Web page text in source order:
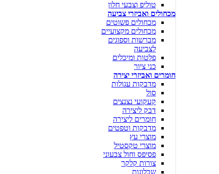
טוליפ וצבעי חלון
מכחולים ואביזרי צביעה
מכחולים פשוטים
מכחולים מקצועיים
מברשות וספוגים
לצביעה
פלטות ומיכלים
כני ציור
חומרים ואביזרי יצירה
מדבקות עגולות
סול
קעקועי נצנצים
דבק ליצירה
חומרים ליצירה
מדבקות וטפטים
מוצרי עץ
מוצרי טקסטיל
פסיפס וחול צבעוני
צורות קלקר
שבלונות